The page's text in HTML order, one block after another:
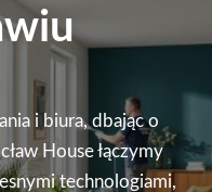
i biura, dbając o
House łączymy
technologiami,